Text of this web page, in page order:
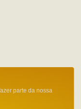
parte da nossa